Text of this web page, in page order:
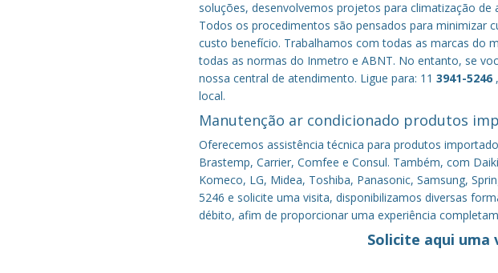
soluções, desenvolvemos projetos para climatização de
Todos os procedimentos são pensados para minimizar
custo benefício. Trabalhamos com todas as marcas do
todas as normas do Inmetro e ABNT. No entanto, se
nossa central de atendimento. Ligue para: 113941-5246
local.
Manutenção ar condicionado produtos
Oferecemos assistência técnica para produtos
Brastemp, Carrier, Comfee e Consul. Também, com
Komeco, LG, Midea, Toshiba, Panasonic, Samsung,
5246 e solicite uma visita, disponibilizamos diversas
débito, afim de proporcionar uma experiência
Solicite aqui uma